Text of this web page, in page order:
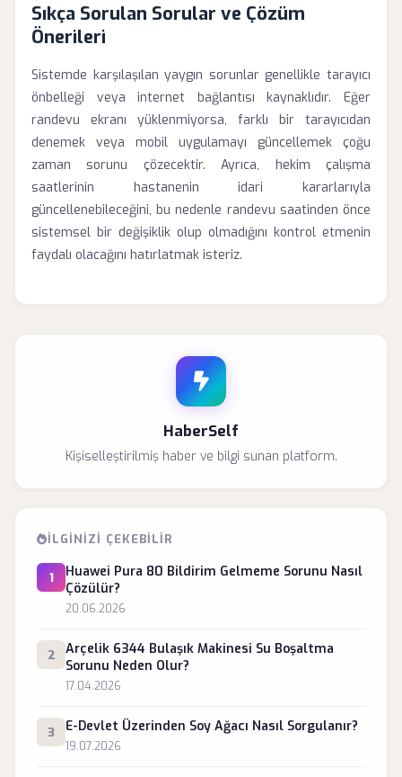
Sıkça Sorulan Sorular ve Çözüm
Önerileri
Sistemde karşılaşılan yaygın sorunlar genellikle tarayıcı
önbelleği veya internet bağlantısı kaynaklıdır. Eğer
randevu ekranı yüklenmiyorsa, farklı bir tarayıcıdan
denemek veya mobil uygulamayı güncellemek çoğu
zaman sorunu çözecektir. Ayrıca, hekim çalışma
saatlerinin hastanenin idari kararlarıyla
güncellenebileceğini, bu nedenle randevu saatinden önce
sistemsel bir değişiklik olup olmadığını kontrol etmenin
faydalı olacağını hatırlatmak isteriz.
HaberSelf
Kişiselleştirilmiş haber ve bilgi sunan platform.
İLGINIZI ÇEKEBILIR
1
Huawei Pura 80 Bildirim Gelmeme Sorunu Nasıl
Çözülür?
20.06.2026
2
Arçelik 6344 Bulaşık Makinesi Su Boşaltma
Sorunu Neden Olur?
17.04.2026
3 E-Devlet Üzerinden Soy Ağacı Nasıl Sorgulanır?
19.07.2026